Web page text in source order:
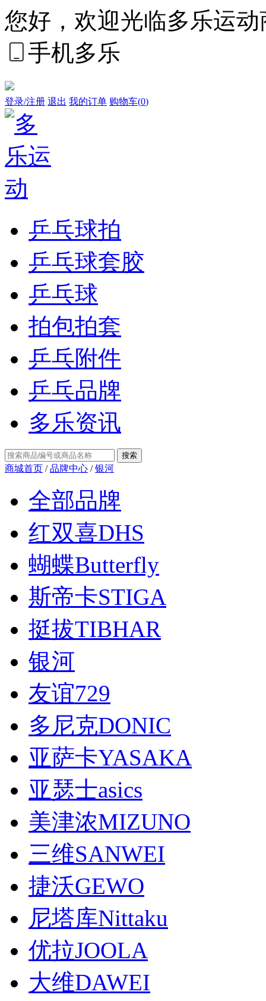
您好，欢迎光临多乐运动
手机多乐
登录/注册 退出 我的订单 购物车(0)
乒乓球拍
乒乓球套胶
乒乓球
拍包拍套
乒乓附件
乒乓品牌
多乐资讯
商城首页 /品牌中心 /银河
全部品牌
红双喜DHS
蝴蝶Butterfly
斯帝卡STIGA
挺拔TIBHAR
银河
友谊729
多尼克DONIC
亚萨卡YASAKA
亚瑟士asics
美津浓MIZUNO
三维SANWEI
捷沃GEWO
尼塔库Nittaku
优拉JOOLA
大维DAWEI